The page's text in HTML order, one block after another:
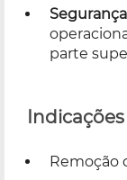
parte
Indicações
Remoção